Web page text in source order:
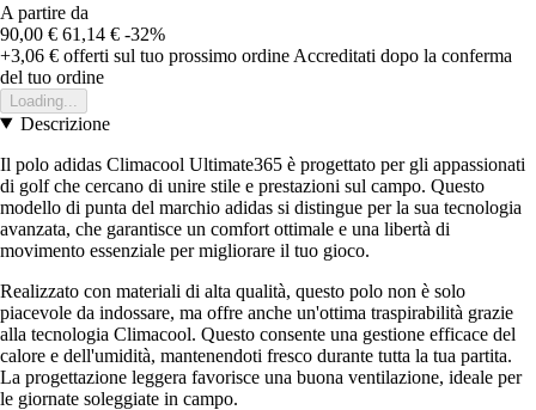
A partire da
90,00 € 61,14 € -32%
+3,06 € offerti sul tuo prossimo ordine Accreditati dopo la conferma
del tuo ordine
Loading...
Descrizione
Il polo adidas Climacool Ultimate365 è progettato per gli appassionati
di golf che cercano di unire stile e prestazioni sul campo. Questo
modello di punta del marchio adidas si distingue per la sua tecnologia
avanzata, che garantisce un comfort ottimale e una libertà di
movimento essenziale per migliorare il tuo gioco.
Realizzato con materiali di alta qualità, questo polo non è solo
piacevole da indossare, ma offre anche un'ottima traspirabilità grazie
alla tecnologia Climacool. Questo consente una gestione efficace del
calore e dell'umidità, mantenendoti fresco durante tutta la tua partita.
La progettazione leggera favorisce una buona ventilazione, ideale per
le giornate soleggiate in campo.